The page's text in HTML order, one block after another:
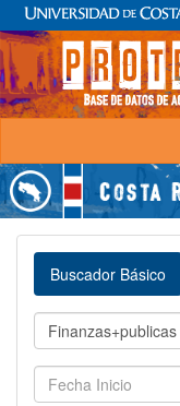
Buscador Básico